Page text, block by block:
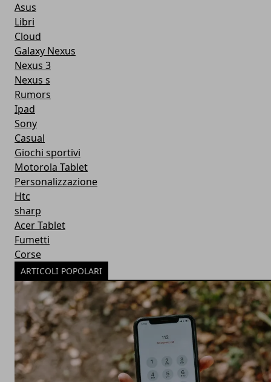
Asus
Libri
Cloud
Galaxy Nexus
Nexus 3
Nexus s
Rumors
Ipad
Sony
Casual
Giochi sportivi
Motorola Tablet
Personalizzazione
Htc
sharp
Acer Tablet
Fumetti
Corse
ARTICOLI POPOLARI